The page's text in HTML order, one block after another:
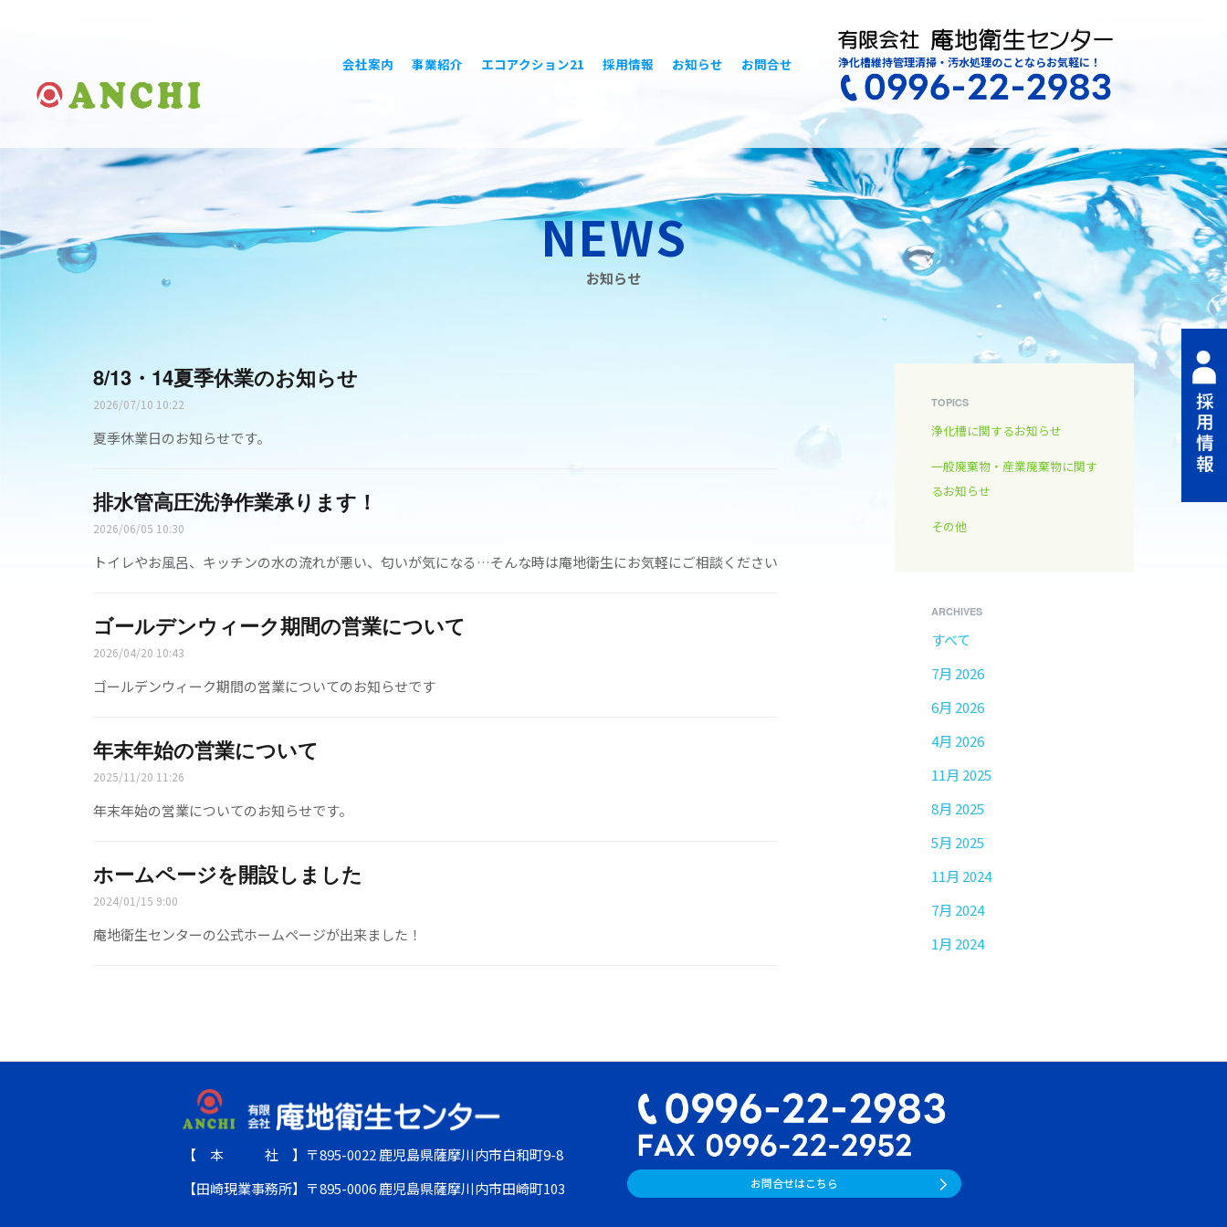
会社案内 事業紹介 エコアクション21 採用情報 お知らせ お問合せ 浄化槽維持管理清掃・汚水処理のことならお気軽に！
NEWS
お知らせ
8/13・14夏季休業のお知らせ
2026/07/10 10:22
夏季休業日のお知らせです。
排水管高圧洗浄作業承ります！
2026/06/05 10:30
トイレやお風呂、キッチンの水の流れが悪い、匂いが気になる…そんな時は庵地衛生にお気軽にご相談ください
ゴールデンウィーク期間の営業について
2026/04/20 10:43
ゴールデンウィーク期間の営業についてのお知らせです
年末年始の営業について
2025/11/20 11:26
年末年始の営業についてのお知らせです。
ホームページを開設しました
2024/01/15 9:00
庵地衛生センターの公式ホームページが出来ました！
TOPICS
浄化槽に関するお知らせ
一般廃棄物・産業廃棄物に関す
るお知らせ
その他
ARCHIVES
すべて
7月 2026
6月 2026
4月 2026
11月 2025
8月 2025
5月 2025
11月 2024
7月 2024
1月 2024
【 本 社 】〒895-0022 鹿児島県薩摩川内市白和町9-8
【田崎現業事務所】〒895-0006 鹿児島県薩摩川内市田崎町103
お問合せはこちら